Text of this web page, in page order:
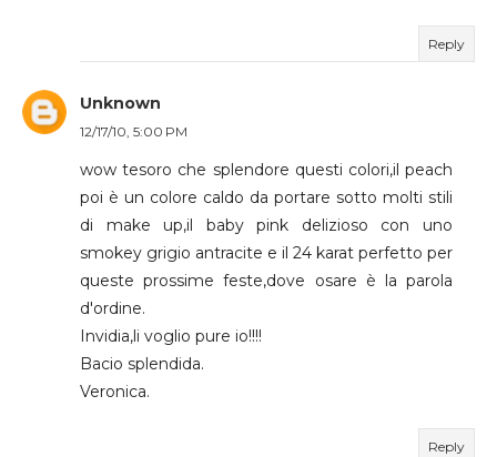
Reply
Unknown
12/17/10, 5:00 PM
wow tesoro che splendore questi colori,il peach
poi è un colore caldo da portare sotto molti stili
di make up,il baby pink delizioso con uno
smokey grigio antracite e il 24 karat perfetto per
queste prossime feste,dove osare è la parola
d'ordine.
Invidia,li voglio pure io!!!!
Bacio splendida.
Veronica.
Reply